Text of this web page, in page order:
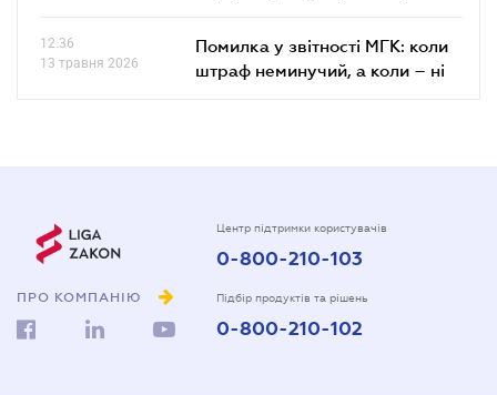
12.36
13 травня 2026
Помилка у звітності МГК: коли
штраф неминучий, а коли – ні
ПРО КОМПАНІЮ
Центр підтримки користувачів
0-800-210-103
Підбір продуктів та рішень
0-800-210-102